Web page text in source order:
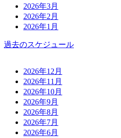
2026年3月
2026年2月
2026年1月
過去のスケジュール
2026年12月
2026年11月
2026年10月
2026年9月
2026年8月
2026年7月
2026年6月